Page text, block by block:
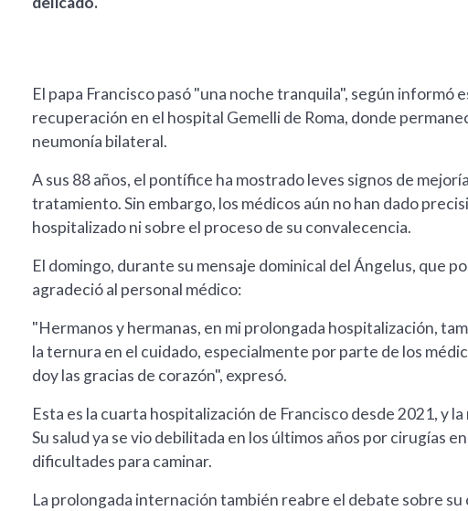
El papa Francisco pasó "una noche tranquila", según informó
recuperación en el hospital Gemelli de Roma, donde
neumonía bilateral.
A sus 88 años, el pontífice ha mostrado leves signos de
tratamiento. Sin embargo, los médicos aún no han dado
hospitalizado ni sobre el proceso de su convalecencia.
El domingo, durante su mensaje dominical del Ángelus, que
agradeció al personal médico:
"Hermanos y hermanas, en mi prolongada hospitalización,
la ternura en el cuidado, especialmente por parte de los
doy las gracias de corazón", expresó.
Esta es la cuarta hospitalización de Francisco desde 2021, y
Su salud ya se vio debilitada en los últimos años por cirugías
dificultades para caminar.
La prolongada internación también reabre el debate sobre